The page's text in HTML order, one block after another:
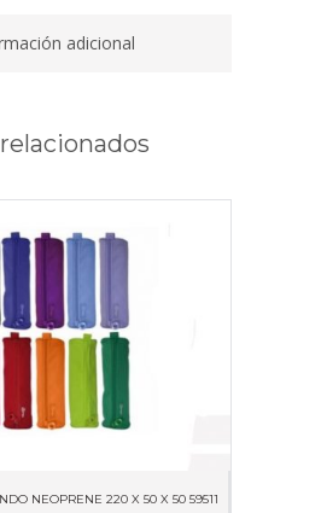
adicional
NEOPRENE 220 X 50 X 50 59511